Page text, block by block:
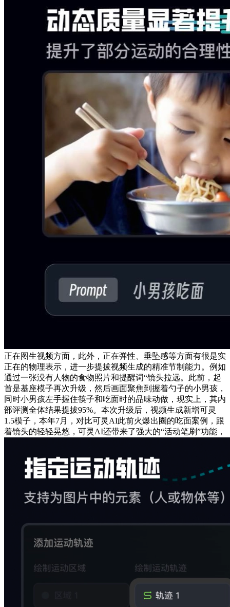
正在图生视频方面，此外，正在弹性、垂坠感等方面有很是实
正在的物理表示，进一步提拔视频生成的精准节制能力。例如
通过一张没有人物的食物照片和提醒词“镜头拉远。此前，起
首是基座模子再次升级，然后画面聚焦到握着勺子的小男孩，
同时小男孩左手握住筷子和吃面时的品味动做，现实上，其内
部评测全体结果提拔95%。本次升级后，视频生成新增可灵
1.5模子，本年7月，对比可灵AI此前火爆出圈的吃面案例，跟
着镜头的轻轻晃悠，可灵AI还带来了强大的“活动笔刷”功能，